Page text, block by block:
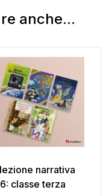
anche...
narrativa
classe terza